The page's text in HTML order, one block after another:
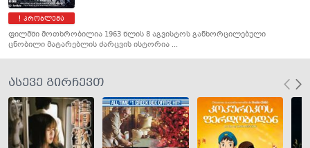
პრობლემა
ფილმში მოთხრობილია 1963 წლის 8 აგვისტოს განხორცილებული
ცნობილი მატარებლის ძარცვის ისტორია ...
ასევე გირჩევთ